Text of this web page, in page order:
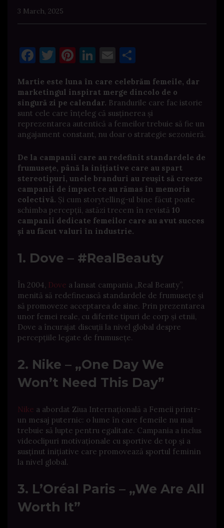
3 March, 2025
Facebook
Twitter
Pinterest
LinkedIn
Email
Martie este luna în care celebrăm femeile, dar
marketingul inspirat merge dincolo de o
singură zi pe calendar. Brandurile care fac istorie
sunt cele care înțeleg că susținerea și
reprezentarea autentică a femeilor trebuie să fie un
angajament constant, nu doar o strategie sezonieră.
De la campanii care au redefinit standardele de
frumusețe, până la inițiative care au spart
stereotipuri, unele branduri au reușit să creeze
campanii de impact ce au rămas în memoria
colectivă. Și cum storytelling-ul bine făcut poate
schimba percepții, astăzi trecem în revistă 10
campanii dedicate femeilor care au avut succes
și au făcut valuri în industrie.
1. Dove – #RealBeauty
În 2004, Dove a lansat campania „Real Beauty”,
menită să redefinească standardele de frumusețe și
să promoveze acceptarea de sine. Prin prezentarea
unor femei reale, cu diferite tipuri de corp și etnii,
Dove a încurajat discuții la nivel global despre
percepțiile legate de frumusețe.
2. Nike – „One Day We
Won’t Need This Day”
Nike a abordat Ziua Internațională a Femeii printr-
un mesaj puternic: o lume în care femeile nu mai
trebuie să lupte pentru egalitate. Campania a inclus
videoclipuri motivaționale cu sportive de top și a
susținut inițiative care promovează sportul feminin
la nivel global.
3. L’Oréal Paris – „We Are All
Worth It”